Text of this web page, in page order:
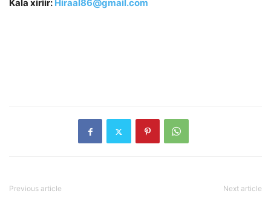
Kala xiriir: Hiraal86@gmail.com
Previous article Next article